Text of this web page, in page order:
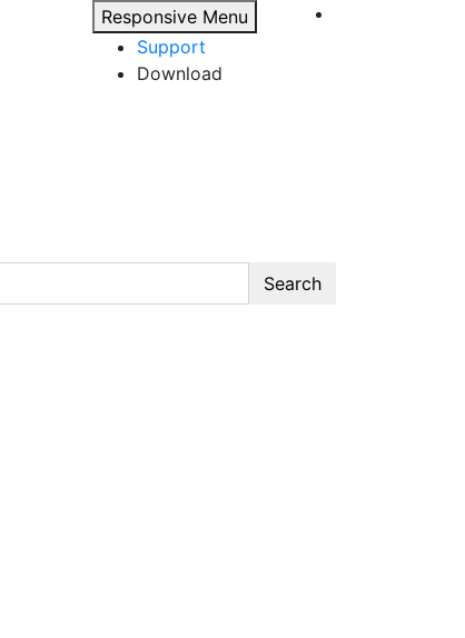
Responsive Menu
Support
Download
Search